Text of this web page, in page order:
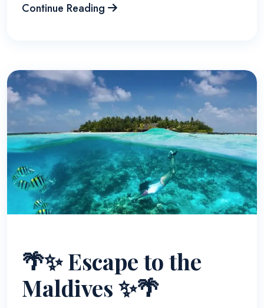
Continue Reading
🌴✨ Escape to the
Maldives ✨🌴